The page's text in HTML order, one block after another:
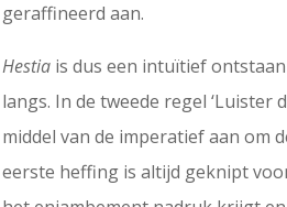
geraffineerd aan.
Hestia is dus een intuïtief
langs. In de tweede regel
middel van de imperatief aan om
eerste heffing is altijd geknipt